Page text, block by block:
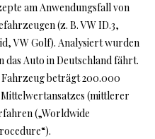
am Anwendungsfall von
(z. B. VW ID.3,
VW Golf). Analysiert wurden
das Auto in Deutschland fährt.
Fahrzeug beträgt 200.000
(mittlerer
(„Worldwide